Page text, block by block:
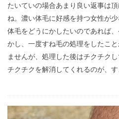
たいていの場合あまり良い返事は
ね。濃い体毛に好感を持つ女性が
体毛をどうにかしたいのであれば
かし、一度すね毛の処理をしたこ
ませんが、処理した後はチクチク
チクチクを解消してくれるのが、す